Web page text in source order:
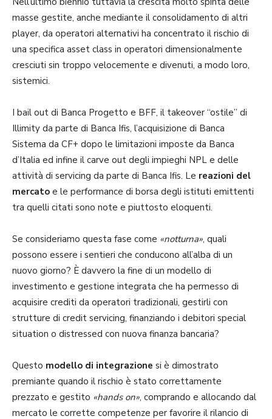
masse gestite, anche mediante il consolidamento di altri
player, da operatori alternativi ha concentrato il rischio di
una specifica asset class in operatori dimensionalmente
cresciuti sin troppo velocemente e divenuti, a modo loro,
sistemici.
I bail out di Banca Progetto e BFF, il takeover “ostile” di
Illimity da parte di Banca Ifis, l’acquisizione di Banca
Sistema da CF+ dopo le limitazioni imposte da Banca
d’Italia ed infine il carve out degli impieghi NPL e delle
attività di servicing da parte di Banca Ifis. Le reazioni del
mercato e le performance di borsa degli istituti emittenti
tra quelli citati sono note e piuttosto eloquenti.
Se consideriamo questa fase come «notturna», quali
possono essere i sentieri che conducono all’alba di un
nuovo giorno? È davvero la fine di un modello di
investimento e gestione integrata che ha permesso di
acquisire crediti da operatori tradizionali, gestirli con
strutture di credit servicing, finanziando i debitori special
situation o distressed con nuova finanza bancaria?
Questo modello di integrazione si è dimostrato
premiante quando il rischio è stato correttamente
prezzato e gestito «hands on», comprando e allocando dal
mercato le corrette competenze per favorire il rilancio di